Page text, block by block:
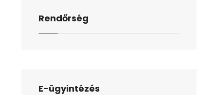
Rendőrség
E-ügyintézés